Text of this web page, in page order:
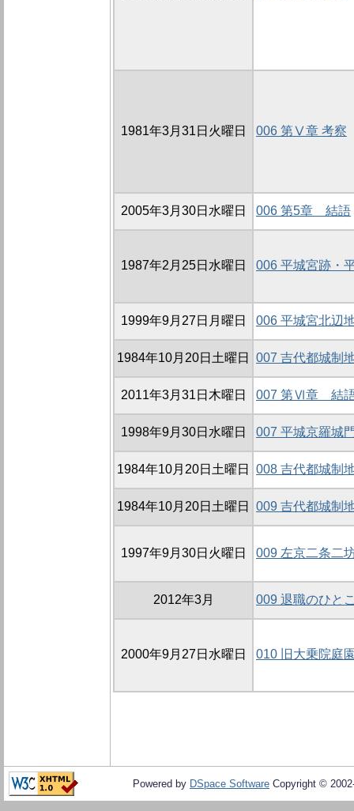
1981年3月31日火曜日 006 第Ⅴ章 考察
2005年3月30日水曜日 006 第5章 結語
1987年2月25日水曜日 006 平城宮跡・
1999年9月27日月曜日 006 平城宮北辺
1984年10月20日土曜日 007 吉代都城制
2011年3月31日木曜日 007 第Ⅵ章 結
1998年9月30日水曜日 007 平城京羅城
1984年10月20日土曜日 008 吉代都城制
1984年10月20日土曜日 009 吉代都城制
1997年9月30日火曜日 009 左京二条二
2012年3月 009 退職のひと
2000年9月27日水曜日 010 旧大乗院庭
Powered by DSpace Software Copyright ©